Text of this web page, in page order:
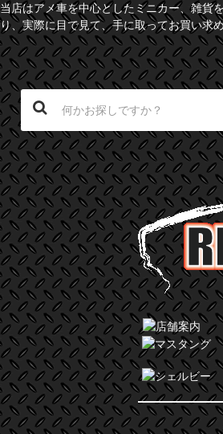
当店はアメ車を中心としたミニカー、雑貨
り、実際に目で見て、手に取ってお買い求